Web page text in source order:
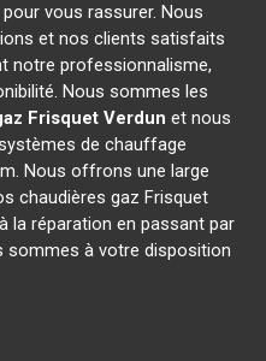
vous rassurer. Nous
et nos clients satisfaits
notre professionnalisme,
Nous sommes les
Frisquet Verdun et nous
de chauffage
Nous offrons une large
chaudières gaz Frisquet
la réparation en passant par
sommes à votre disposition